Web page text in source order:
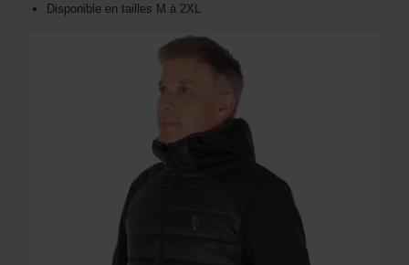
Disponible en tailles M à 2XL